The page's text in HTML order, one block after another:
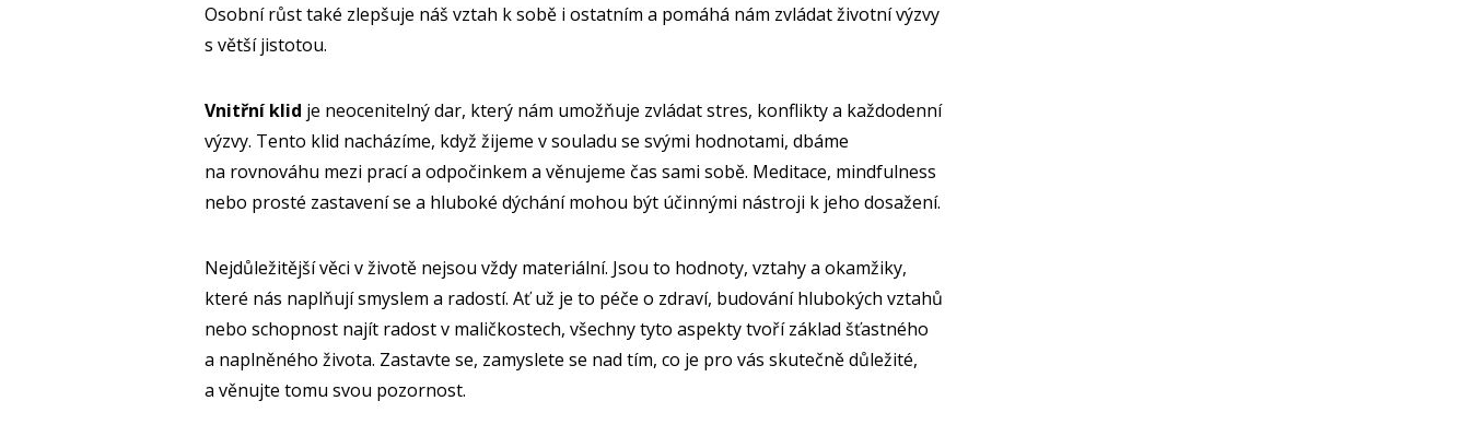
Osobní růst také zlepšuje náš vztah k sobě i ostatním a pomáhá nám zvládat životní výzvy
s větší jistotou.
Vnitřní klid je neocenitelný dar, který nám umožňuje zvládat stres, konflikty a každodenní
výzvy. Tento klid nacházíme, když žijeme v souladu se svými hodnotami, dbáme
na rovnováhu mezi prací a odpočinkem a věnujeme čas sami sobě. Meditace, mindfulness
nebo prosté zastavení se a hluboké dýchání mohou být účinnými nástroji k jeho dosažení.
Nejdůležitější věci v životě nejsou vždy materiální. Jsou to hodnoty, vztahy a okamžiky,
které nás naplňují smyslem a radostí. Ať už je to péče o zdraví, budování hlubokých vztahů
nebo schopnost najít radost v maličkostech, všechny tyto aspekty tvoří základ šťastného
a naplněného života. Zastavte se, zamyslete se nad tím, co je pro vás skutečně důležité,
a věnujte tomu svou pozornost.